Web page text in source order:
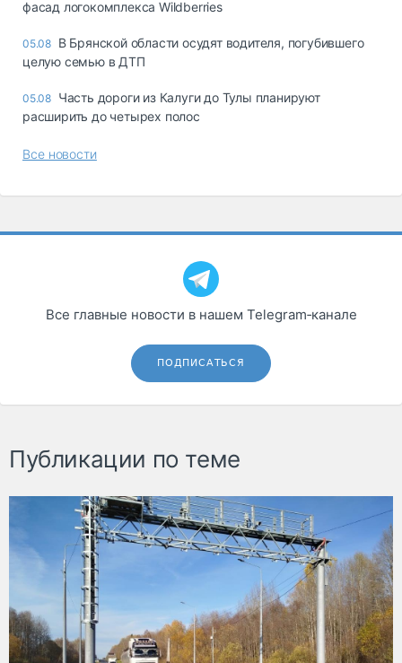
фасад логокомплекса Wildberries
05.08 В Брянской области осудят водителя, погубившего
целую семью в ДТП
05.08 Часть дороги из Калуги до Тулы планируют
расширить до четырех полос
Все новости
Все главные новости в нашем Telegram‑канале
ПОДПИСАТЬСЯ
Публикации по теме